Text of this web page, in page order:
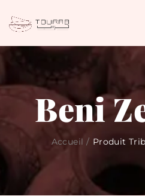
Beni
Accueil / Produit